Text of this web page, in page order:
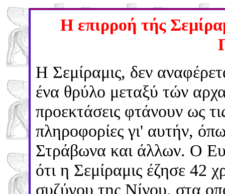
Η επιρροή τής
Η Σεμίραμις, δεν
ένα θρύλο μεταξύ τών
προεκτάσεις φτάνουν ως
πληροφορίες γι' αυτήν,
Στράβωνα και άλλων. Ο
ότι η Σεμίραμις έζησε 42
συζύγου της Νίνου, στα